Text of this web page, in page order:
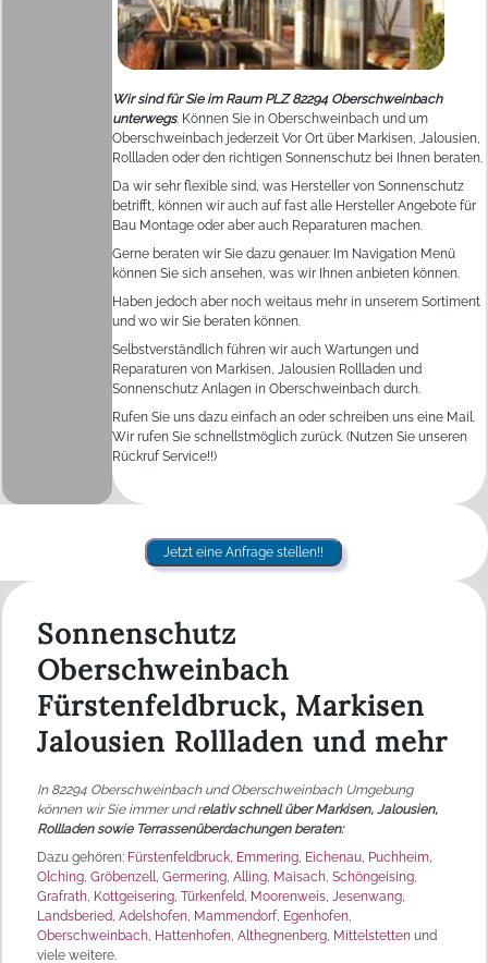
Wir sind für Sie im Raum PLZ 82294 Oberschweinbach
unterwegs. Können Sie in Oberschweinbach und um
Oberschweinbach jederzeit Vor Ort über Markisen, Jalousien,
Rollladen oder den richtigen Sonnenschutz bei Ihnen beraten.
Da wir sehr flexible sind, was Hersteller von Sonnenschutz
betrifft, können wir auch auf fast alle Hersteller Angebote für
Bau Montage oder aber auch Reparaturen machen.
Gerne beraten wir Sie dazu genauer. Im Navigation Menü
können Sie sich ansehen, was wir Ihnen anbieten können.
Haben jedoch aber noch weitaus mehr in unserem Sortiment
und wo wir Sie beraten können.
Selbstverständlich führen wir auch Wartungen und
Reparaturen von Markisen, Jalousien Rollladen und
Sonnenschutz Anlagen in Oberschweinbach durch.
Rufen Sie uns dazu einfach an oder schreiben uns eine Mail.
Wir rufen Sie schnellstmöglich zurück. (Nutzen Sie unseren
Rückruf Service!!)
Jetzt eine Anfrage stellen!!
Sonnenschutz
Oberschweinbach
Fürstenfeldbruck, Markisen
Jalousien Rollladen und mehr
In 82294 Oberschweinbach und Oberschweinbach Umgebung
können wir Sie immer und relativ schnell über Markisen, Jalousien,
Rollladen sowie Terrassenüberdachungen beraten:
Dazu gehören: Fürstenfeldbruck, Emmering, Eichenau, Puchheim,
Olching,Gröbenzell,Germering,Alling, Maisach,Schöngeising,
Grafrath, Kottgeisering,Türkenfeld, Moorenweis,Jesenwang,
Landsberied,Adelshofen, Mammendorf, Egenhofen,
Oberschweinbach, Hattenhofen,Althegnenberg, Mittelstetten und
viele weitere.